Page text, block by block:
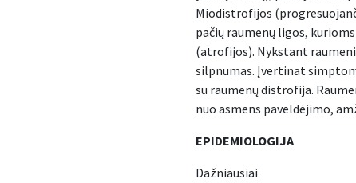
Miodistrofijos
pačių raumenų ligos,
(atrofijos). Nykstant
silpnumas. Įvertinat
su raumenų distrofija.
nuo asmens paveldėjimo,
EPIDEMIOLOGIJA
Dažniausiai